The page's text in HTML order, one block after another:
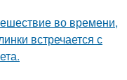
во времени,
встречается с